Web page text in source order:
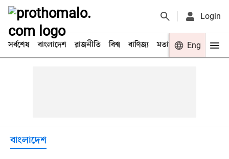
Login
সর্বশেষ বাংলাদেশ রাজনীতি বিশ্ব বাণিজ্য মতামত খেলা
Eng
বাংলাদেশ